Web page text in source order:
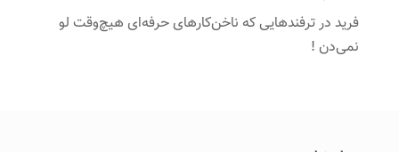
فریددرترفندهایی که ناخن‌کارهای حرفه‌ای هیچ‌وقت لو
نمی‌دن !